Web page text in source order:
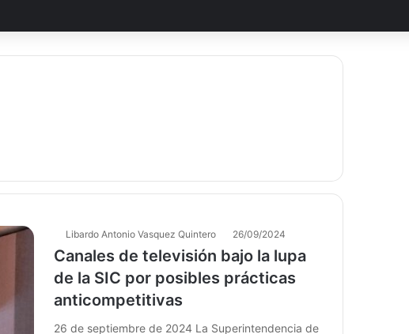
Libardo Antonio Vasquez Quintero 26/09/2024
Canales de televisión bajo la lupa
de la SIC por posibles prácticas
anticompetitivas
26 de septiembre de 2024 La Superintendencia de